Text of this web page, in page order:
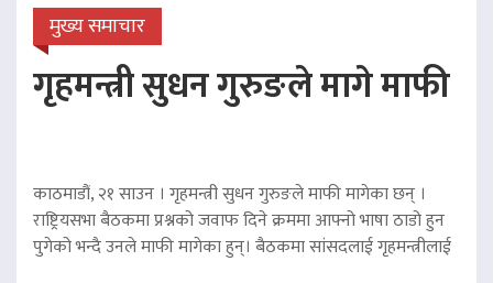
मुख्य समाचार
गृहमन्त्री सुधन गुरुङले मागे माफी
काठमाडौं, २१ साउन । गृहमन्त्री सुधन गुरुङले माफी मागेका छन् ।
राष्ट्रियसभा बैठकमा प्रश्नको जवाफ दिने क्रममा आफ्नो भाषा ठाडो हुन
पुगेको भन्दै उनले माफी मागेका हुन्। बैठकमा सांसदलाई गृहमन्त्रीलाई